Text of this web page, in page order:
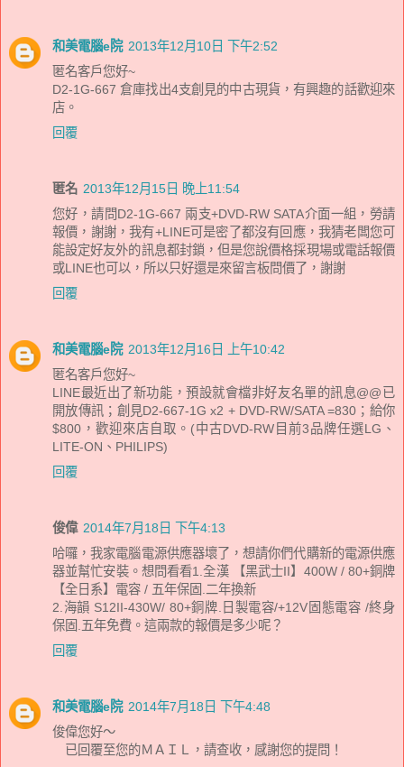
和美電腦e院 2013年12月10日 下午2:52
匿名客戶您好~
D2-1G-667 倉庫找出4支創見的中古現貨，有興趣的話歡迎來
店。
回覆
匿名 2013年12月15日 晚上11:54
您好，請問D2-1G-667 兩支+DVD-RW SATA介面一組，勞請
報價，謝謝，我有+LINE可是密了都沒有回應，我猜老闆您可
能設定好友外的訊息都封鎖，但是您說價格採現場或電話報價
或LINE也可以，所以只好還是來留言板問價了，謝謝
回覆
和美電腦e院 2013年12月16日 上午10:42
匿名客戶您好~
LINE最近出了新功能，預設就會檔非好友名單的訊息@@已
開放傳訊；創見D2-667-1G x2 + DVD-RW/SATA =830；給你
$800，歡迎來店自取。(中古DVD-RW目前3品牌任選LG、
LITE-ON、PHILIPS)
回覆
俊偉 2014年7月18日 下午4:13
哈囉，我家電腦電源供應器壞了，想請你們代購新的電源供應
器並幫忙安裝。想問看看1.全漢 【黑武士II】400W / 80+銅牌
【全日系】電容 / 五年保固.二年換新
2.海韻 S12II-430W/ 80+銅牌.日製電容/+12V固態電容 /終身
保固.五年免費。這兩款的報價是多少呢？
回覆
和美電腦e院 2014年7月18日 下午4:48
俊偉您好～
已回覆至您的ＭＡＩＬ，請查收，感謝您的提問！